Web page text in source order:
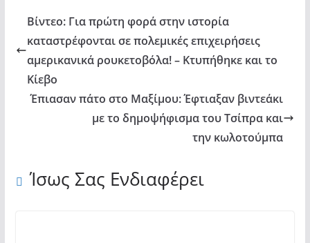
Βίντεο: Για πρώτη φορά στην ιστορία
καταστρέφονται σε πολεμικές επιχειρήσεις
αμερικανικά ρουκετοβόλα! – Κτυπήθηκε και το
Κίεβο
Έπιασαν πάτο στο Μαξίμου: Έφτιαξαν βιντεάκι
με το δημοψήφισμα του Τσίπρα και
την κωλοτούμπα
Ίσως Σας Ενδιαφέρει